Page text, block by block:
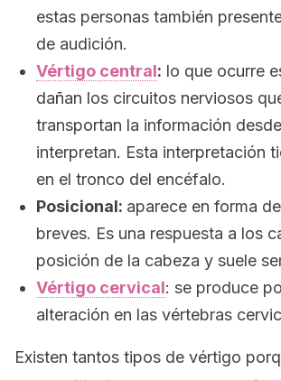
estas personas también
de audición.
Vértigo central: lo que ocurre
dañan los circuitos nerviosos
transportan la información
interpretan. Esta interpretación
en el tronco del encéfalo.
Posicional: aparece en forma
breves. Es una respuesta a los
posición de la cabeza y suele
Vértigo cervical: se produce
alteración en las vértebras
Existen tantos tipos de vértigo